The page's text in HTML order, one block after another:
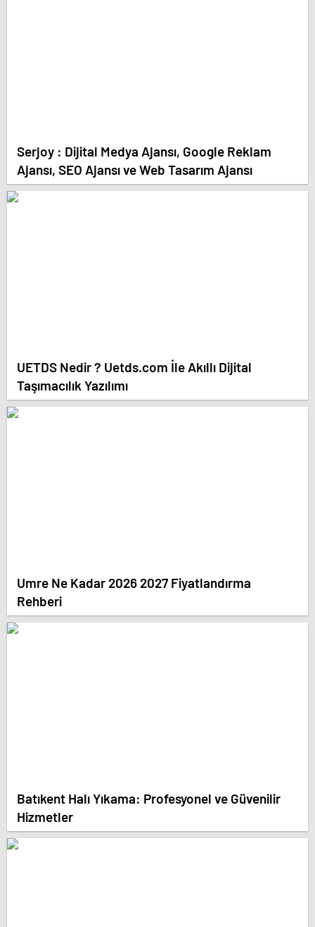
Serjoy : Dijital Medya Ajansı, Google Reklam
Ajansı, SEO Ajansı ve Web Tasarım Ajansı
UETDS Nedir ? Uetds.com İle Akıllı Dijital
Taşımacılık Yazılımı
Umre Ne Kadar 2026 2027 Fiyatlandırma
Rehberi
Batıkent Halı Yıkama: Profesyonel ve Güvenilir
Hizmetler